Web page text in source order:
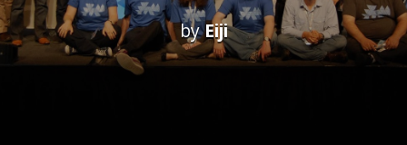
byEiji